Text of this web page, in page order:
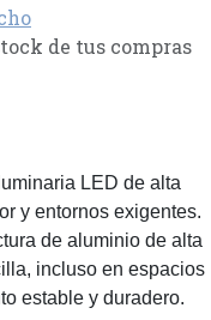
de tus compras
LED de alta
y entornos exigentes.
de aluminio de alta
incluso en espacios
estable y duradero.